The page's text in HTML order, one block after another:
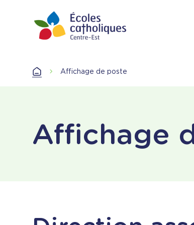
AccueilAffichage de poste
Affichage